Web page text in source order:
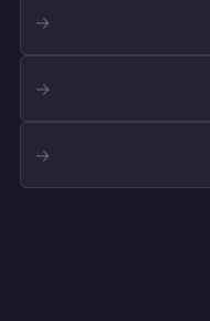
→
→
→